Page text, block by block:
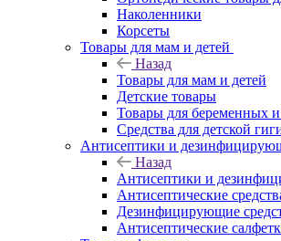
Наколенники
Корсеты
Товары для мам и детей
Назад
Товары для мам и детей
Детские товары
Товары для беременных
Средства для детской
Антисептики и
Назад
Антисептики и
Антисептические
Дезинфицирующие
Антисептические